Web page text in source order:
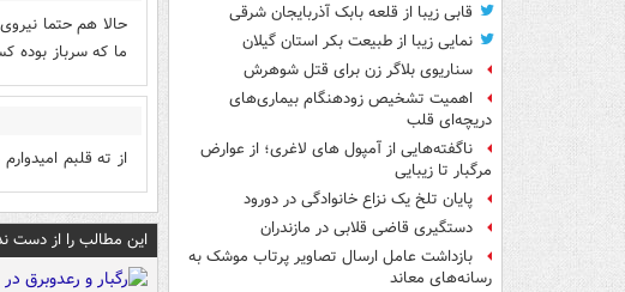
قابی زیبا از قلعه بابک آذربایجان شرقی
نمایی زیبا از طبیعت بکر استان گیلان
سناریوی بلاگر زن برای قتل شوهرش
اهمیت تشخیص زودهنگام بیماری‌های
دریچه‌ای قلب
ناگفته‌هایی از آمپول های لاغری؛ از عوارض
مرگبار تا زیبایی
پایان تلخ یک نزاع خانوادگی در دورود
دستگیری قاضی قلابی در مازندران
بازداشت عامل ارسال تصاویر پرتاب موشک به
رسانه‌های معاند
حالا هم حتما
ما که سرباز بوده
از ته قلبم
این مطالب را از دست